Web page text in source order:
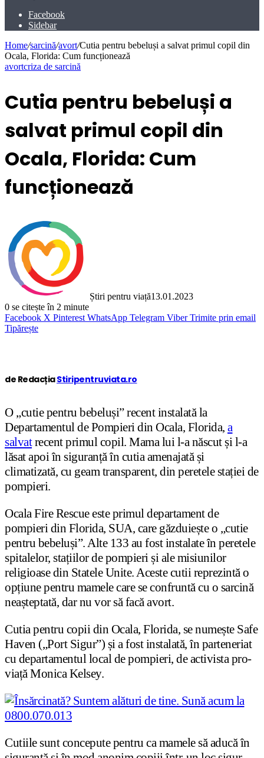
Facebook
Sidebar
Home/sarcină/avort/Cutia pentru bebeluși a salvat primul copil din
Ocala, Florida: Cum funcționează
avortcriza de sarcină
Cutia pentru bebeluși a
salvat primul copil din
Ocala, Florida: Cum
funcționează
Știri pentru viață13.01.2023
0 se citește în 2 minute
Facebook X Pinterest WhatsApp Telegram Viber Trimite prin email
Tipărește
de RedacțiaStiripentruviata.ro
O „cutie pentru bebeluși” recent instalată la
Departamentul de Pompieri din Ocala, Florida, a
salvatrecent primul copil. Mama lui l-a născut și l-a
lăsat apoi în siguranță în cutia amenajată și
climatizată, cu geam transparent, din peretele stației de
pompieri.
Ocala Fire Rescue este primul departament de
pompieri din Florida, SUA, care găzduiește o „cutie
pentru bebeluși”. Alte 133 au fost instalate în peretele
spitalelor, stațiilor de pompieri și ale misiunilor
religioase din Statele Unite. Aceste cutii reprezintă o
opțiune pentru mamele care se confruntă cu o sarcină
neașteptată, dar nu vor să facă avort.
Cutia pentru copii din Ocala, Florida, se numește Safe
Haven („Port Sigur”) și a fost instalată, în parteneriat
cu departamentul local de pompieri, de activista pro-
viață Monica Kelsey.
Cutiile sunt concepute pentru ca mamele să aducă în